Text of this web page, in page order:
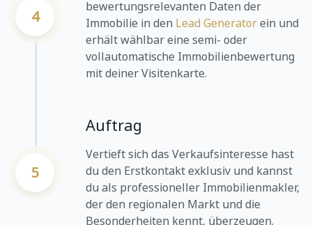
4
bewertungsrelevanten Daten der
Immobilie in den Lead Generatorein und
erhält wählbar eine semi- oder
vollautomatische Immobilienbewertung
mit deiner Visitenkarte.
5
Auftrag
Vertieft sich das Verkaufsinteresse hast
du den Erstkontakt exklusiv und kannst
du als professioneller Immobilienmakler,
der den regionalen Markt und die
Besonderheiten kennt, überzeugen.